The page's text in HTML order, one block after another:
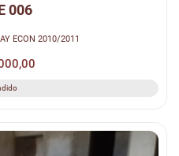
006
ECON 2010/2011